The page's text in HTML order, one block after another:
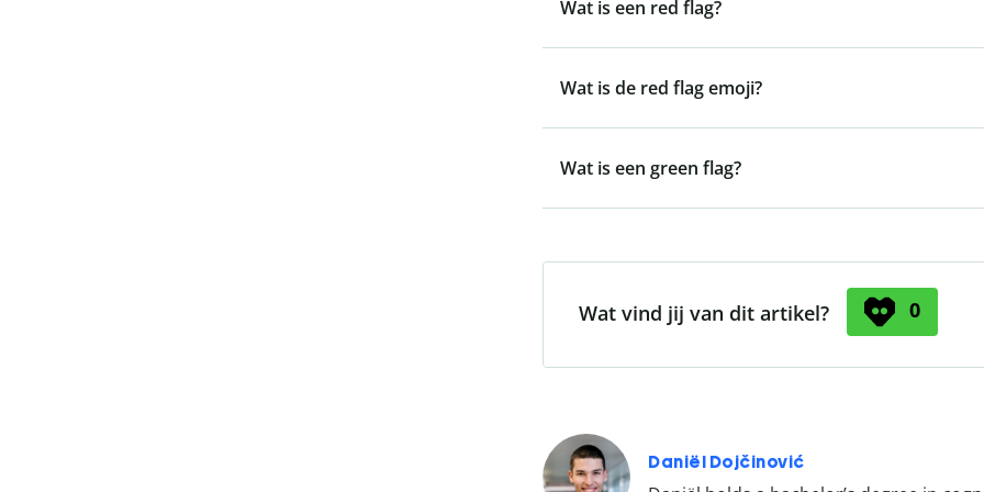
Wat is een red flag?
Wat is de red flag emoji?
Wat is een green flag?
Wat vind jij van dit artikel? 0
Daniël Dojčinović